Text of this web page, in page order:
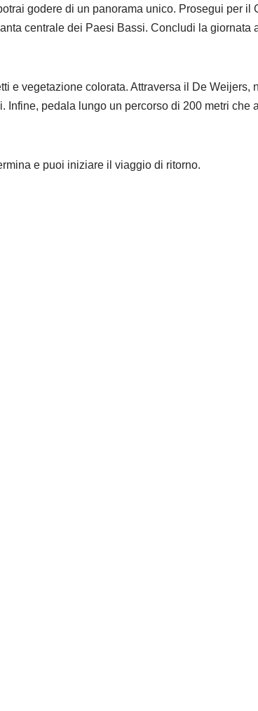
godere di un panorama unico. Prosegui per
centrale dei Paesi Bassi. Concludi la giornata
vegetazione colorata. Attraversa il De Weijers,
pedala lungo un percorso di 200 metri che
e puoi iniziare il viaggio di ritorno.